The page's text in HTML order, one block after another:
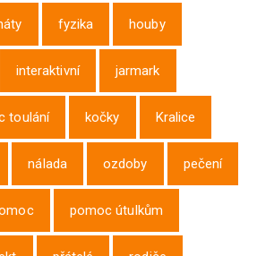
fyzika houby
interaktivní jarmark
toulání kočky Kralice
nálada ozdoby pečení
pomoc útulkům